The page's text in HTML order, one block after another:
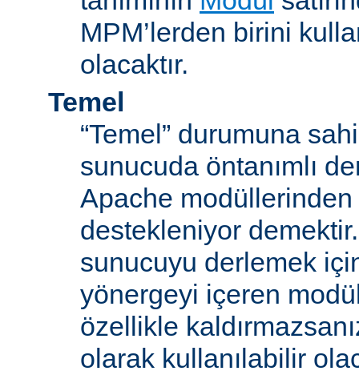
MPM’lerden birini
olacaktır.
Temel
“Temel” durumuna
sunucuda öntanımlı
Apache modüllerinden
destekleniyor
sunucuyu derlemek
yönergeyi içeren
özellikle
olarak kullanılabilir